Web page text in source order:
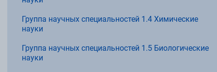
Группа научных специальностей 1.4 Химические
науки
Группа научных специальностей 1.5 Биологические
науки